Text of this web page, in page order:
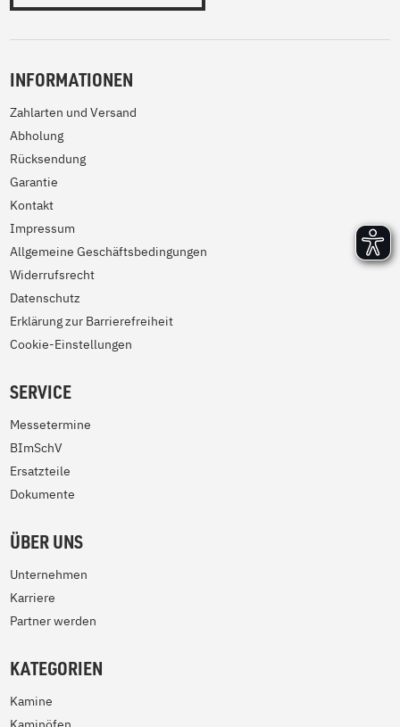
INFORMATIONEN
Zahlarten und Versand
Abholung
Rücksendung
Garantie
Kontakt
Impressum
Allgemeine Geschäftsbedingungen
Widerrufsrecht
Datenschutz
Erklärung zur Barrierefreiheit
Cookie-Einstellungen
SERVICE
Messetermine
BImSchV
Ersatzteile
Dokumente
ÜBER UNS
Unternehmen
Karriere
Partner werden
KATEGORIEN
Kamine